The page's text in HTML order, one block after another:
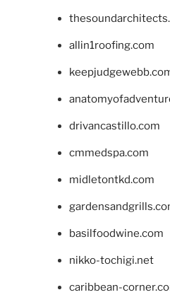
allin1roofing.com
drivancastillo.com
cmmedspa.com
midletontkd.com
basilfoodwine.com
nikko-tochigi.net
caribbean-